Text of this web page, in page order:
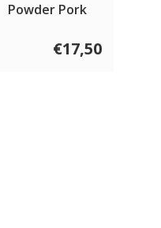
Powder Pork
€17,50